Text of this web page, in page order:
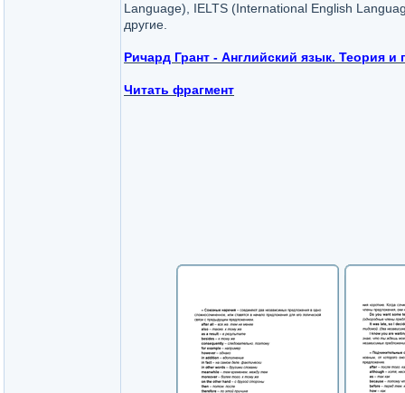
Language), IELTS (International English
другие.
Ричард Грант - Английский язык. Теория и
Читать фрагмент